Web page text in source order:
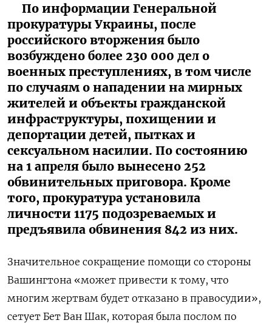
По информации Генеральной
прокуратуры Украины, после
российского вторжения было
возбуждено более 230 000 дел о
военных преступлениях, в том числе
по случаям о нападении на мирных
жителей и объекты гражданской
инфраструктуры, похищении и
депортации детей, пытках и
сексуальном насилии. По состоянию
на 1 апреля было вынесено 252
обвинительных приговора. Кроме
того, прокуратура установила
личности 1175 подозреваемых и
предъявила обвинения 842 из них.
Значительное сокращение помощи со стороны
Вашингтона «может привести к тому, что
многим жертвам будет отказано в правосудии»,
сетует Бет Ван Шак, которая была послом по